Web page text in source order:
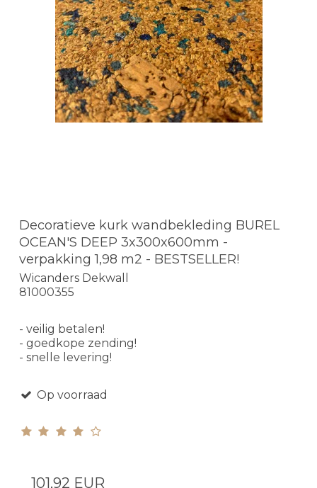
Decoratieve kurk wandbekleding BUREL
OCEAN'S DEEP 3x300x600mm -
verpakking 1,98 m2 - BESTSELLER!
Wicanders Dekwall
81000355
- veilig betalen!
- goedkope zending!
- snelle levering!
Op voorraad
101,92 EUR